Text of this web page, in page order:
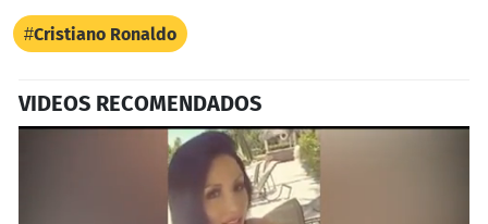
Cristiano Ronaldo
VIDEOS RECOMENDADOS